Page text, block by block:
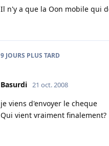
Il n'y a que la Oon mobile qui
9 JOURS PLUS TARD
Basurdi 21 oct. 2008
je viens d'envoyer le cheque
Qui vient vraiment finalement?